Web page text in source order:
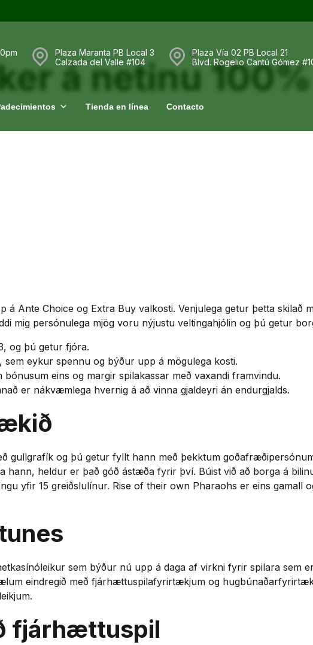
Plaza Maranta PB Local 3
Calzada del Valle #104
Plaza Vía 02 PB Local 21
Blvd. Rogelio Cantú Gómez
Tienda en línea Contacto
á netinu 100%
á Ante Choice og Extra Buy valkosti. Venjulega getur þetta skilað
mig persónulega mjög voru nýjustu veltingahjólin og þú getur
og þú getur fjóra.
eykur spennu og býður upp á mögulega kosti.
eins og margir spilakassar með vaxandi framvindu.
er nákvæmlega hvernig á að vinna gjaldeyri án endurgjalds.
gullgrafík og þú getur fyllt hann með þekktum
hann, heldur er það góð ástæða fyrir því. Búist við að borga á
yfir 15 greiðslulínur. Rise of their own Pharaohs er eins gamall
sem býður nú upp á daga af virkni fyrir spilara sem
eindregið með fjárhættuspilafyrirtækjum og
fjárhættuspil